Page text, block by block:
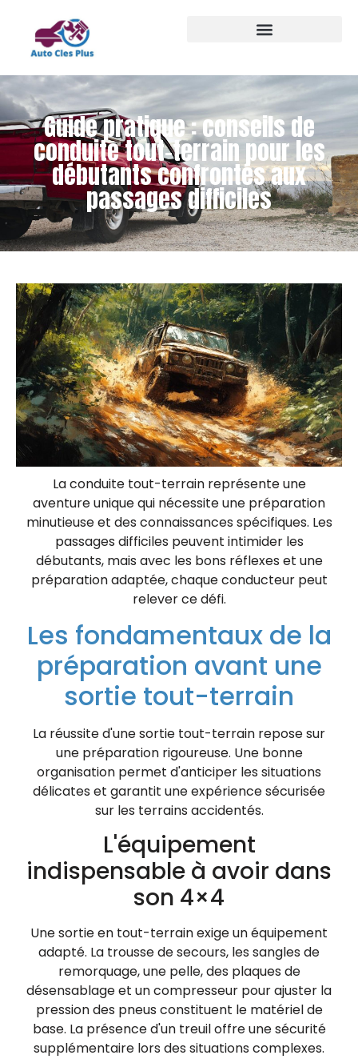
Guide pratique : conseils de
conduite tout-terrain pour les
débutants confrontés aux
passages difficiles
La conduite tout-terrain représente une
aventure unique qui nécessite une préparation
minutieuse et des connaissances spécifiques. Les
passages difficiles peuvent intimider les
débutants, mais avec les bons réflexes et une
préparation adaptée, chaque conducteur peut
relever ce défi.
Les fondamentaux de la
préparation avant une
sortie tout-terrain
La réussite d'une sortie tout-terrain repose sur
une préparation rigoureuse. Une bonne
organisation permet d'anticiper les situations
délicates et garantit une expérience sécurisée
sur les terrains accidentés.
L'équipement
indispensable à avoir dans
son 4×4
Une sortie en tout-terrain exige un équipement
adapté. La trousse de secours, les sangles de
remorquage, une pelle, des plaques de
désensablage et un compresseur pour ajuster la
pression des pneus constituent le matériel de
base. La présence d'un treuil offre une sécurité
supplémentaire lors des situations complexes.